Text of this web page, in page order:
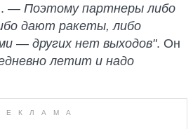
— Поэтому партнеры либо
дают ракеты, либо
— других нет выходов". Он
летит и надо